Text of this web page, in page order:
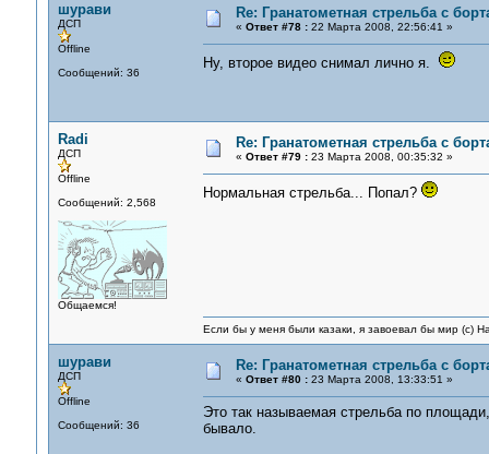
шурави
ДСП
Offline
Сообщений: 36
Re: Гранатометная стрельба с
« Ответ #78 :22 Марта 2008, 22:56:41 »
Ну, второе видео снимал лично я.
Radi
ДСП
Offline
Сообщений: 2,568
Общаемся!
Re: Гранатометная стрельба с
« Ответ #79 :23 Марта 2008, 00:35:32 »
Нормальная стрельба... Попал?
Если бы у меня были казаки, я завоевал бы мир (с)
шурави
ДСП
Offline
Сообщений: 36
Re: Гранатометная стрельба с
« Ответ #80 :23 Марта 2008, 13:33:51 »
Это так называемая стрельба по
бывало.